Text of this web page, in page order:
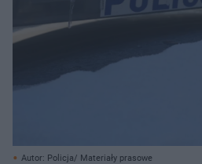
Autor: Policja/ Materiały prasowe